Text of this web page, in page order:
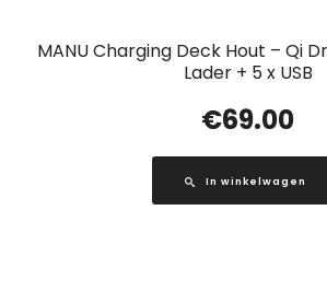
MANU Charging Deck Hout – Qi
Lader + 5 x USB
€69.00
In winkelwagen